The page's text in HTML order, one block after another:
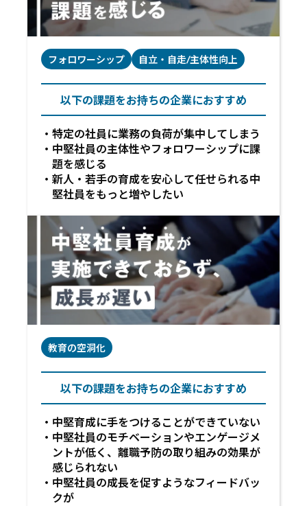
フォロワーシップ 自立・自走/主体性向上
以下の課題をお持ちの企業におすすめ
特定の社員に業務の負荷が集中してしまう
中堅社員の主体性やフォロワーシップに課
題を感じる
新人・若手の育成を安心して任せられる中
堅社員をもっと増やしたい
教育の空洞化
以下の課題をお持ちの企業におすすめ
中堅育成に手をつけることができていない
中堅社員のモチベーションやエンゲージメ
ントが低く、 離職予防の取り組みの効果が
感じられない
中堅社員の成長を促すようなフィードバッ
クが